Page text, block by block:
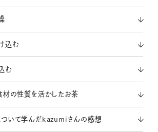
込む
む
材の性質を活かしたお茶
いて学んだkazumiさんの感想